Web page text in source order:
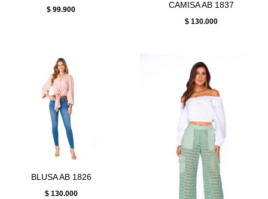
$ 99.900 CAMISA AB 1837
$130.000
BLUSA AB 1826
$130.000